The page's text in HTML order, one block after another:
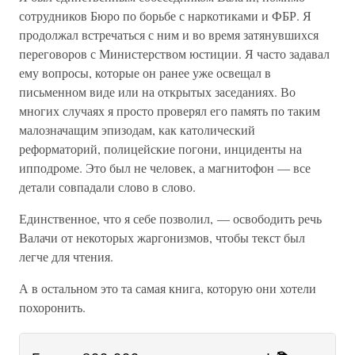
сотрудников Бюро по борьбе с наркотиками и ФБР. Я
продолжал встречаться с ним и во время затянувшихся
переговоров с Министерством юстиции. Я часто задавал
ему вопросы, которые он ранее уже освещал в
письменном виде или на открытых заседаниях. Во
многих случаях я просто проверял его память по таким
малозначащим эпизодам, как католический
реформаторий, полицейские погони, инциденты на
ипподроме. Это был не человек, а магнитофон — все
детали совпадали слово в слово.
Единственное, что я себе позволил, — освободить речь
Валачи от некоторых жаргонизмов, чтобы текст был
легче для чтения.
А в остальном это та самая книга, которую они хотели
похоронить.